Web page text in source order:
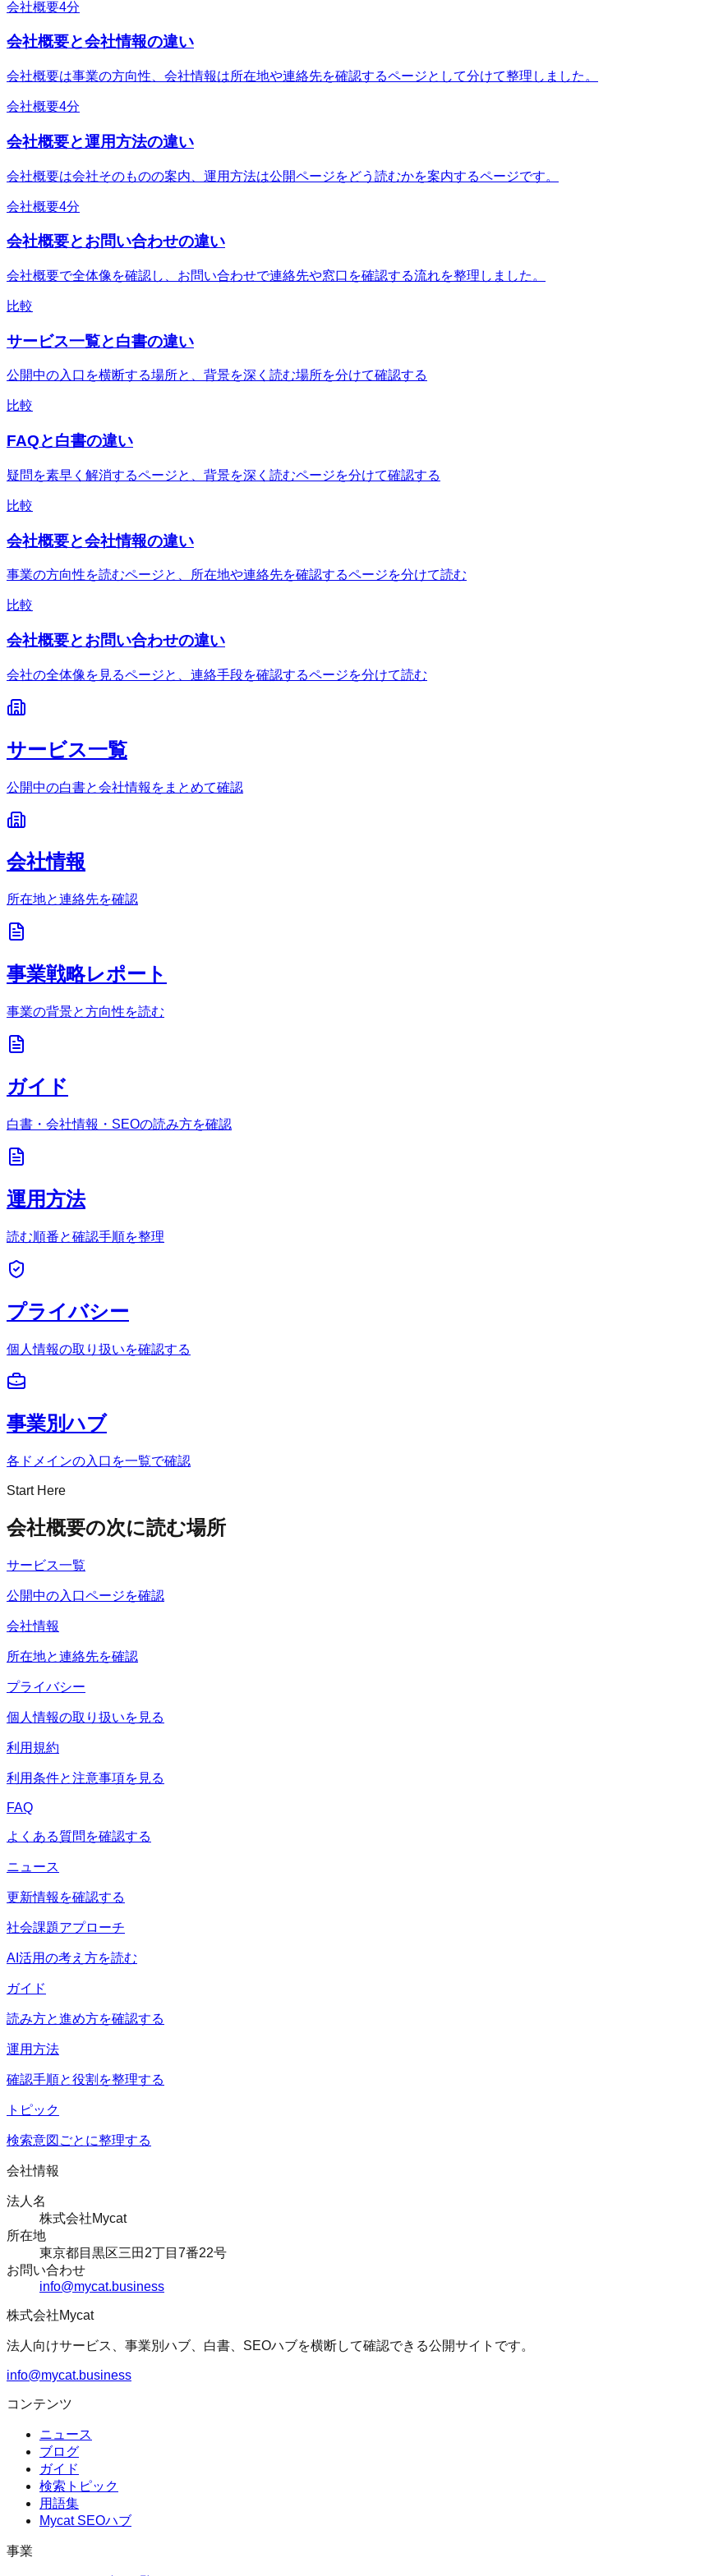
会社概要4分
会社概要と会社情報の違い
会社概要は事業の方向性、会社情報は所在地や連絡先を確認するページとして分けて整理しました。
会社概要4分
会社概要と運用方法の違い
会社概要は会社そのものの案内、運用方法は公開ページをどう読むかを案内するページです。
会社概要4分
会社概要とお問い合わせの違い
会社概要で全体像を確認し、お問い合わせで連絡先や窓口を確認する流れを整理しました。
比較
サービス一覧と白書の違い
公開中の入口を横断する場所と、背景を深く読む場所を分けて確認する
比較
FAQと白書の違い
疑問を素早く解消するページと、背景を深く読むページを分けて確認する
比較
会社概要と会社情報の違い
事業の方向性を読むページと、所在地や連絡先を確認するページを分けて読む
比較
会社概要とお問い合わせの違い
会社の全体像を見るページと、連絡手段を確認するページを分けて読む
サービス一覧
公開中の白書と会社情報をまとめて確認
会社情報
所在地と連絡先を確認
事業戦略レポート
事業の背景と方向性を読む
ガイド
白書・会社情報・SEOの読み方を確認
運用方法
読む順番と確認手順を整理
プライバシー
個人情報の取り扱いを確認する
事業別ハブ
各ドメインの入口を一覧で確認
Start Here
会社概要の次に読む場所
サービス一覧
公開中の入口ページを確認
会社情報
所在地と連絡先を確認
プライバシー
個人情報の取り扱いを見る
利用規約
利用条件と注意事項を見る
FAQ
よくある質問を確認する
ニュース
更新情報を確認する
社会課題アプローチ
AI活用の考え方を読む
ガイド
読み方と進め方を確認する
運用方法
確認手順と役割を整理する
トピック
検索意図ごとに整理する
会社情報
法人名
株式会社Mycat
所在地
東京都目黒区三田2丁目7番22号
お問い合わせ
info@mycat.business
株式会社Mycat
法人向けサービス、事業別ハブ、白書、SEOハブを横断して確認できる公開サイトです。
info@mycat.business
コンテンツ
ニュース
ブログ
ガイド
検索トピック
用語集
Mycat SEOハブ
事業